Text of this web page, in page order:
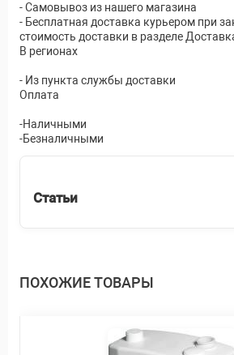
- Самовывоз из нашего магазина
- Бесплатная доставка курьером при
стоимость доставки в разделе
В регионах
- Из пункта службы доставки
Оплата
-Наличными
-Безналичными
Статьи
ПОХОЖИЕ ТОВАРЫ